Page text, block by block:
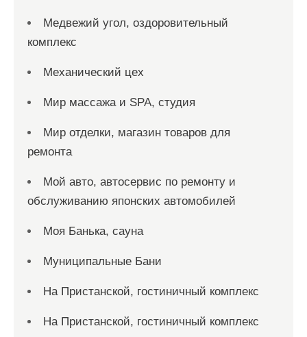
Медвежий угол, оздоровительный
комплекс
Механический цех
Мир массажа и SPA, студия
Мир отделки, магазин товаров для
ремонта
Мой авто, автосервис по ремонту и
обслуживанию японских автомобилей
Моя Банька, сауна
Муниципальные Бани
На Пристанской, гостиничный комплекс
На Пристанской, гостиничный комплекс